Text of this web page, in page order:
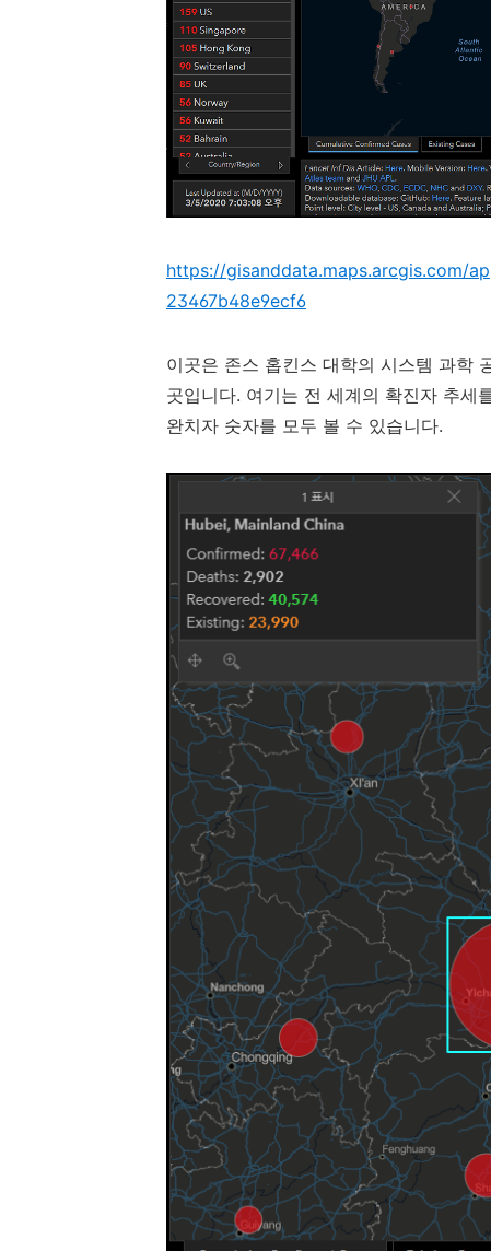
https://gisanddata.maps.arcgis.com/
23467b48e9ecf6
이곳은 존스 홉킨스 대학의 시스템 과학
곳입니다. 여기는 전 세계의 확진자 추세
완치자 숫자를 모두 볼 수 있습니다.